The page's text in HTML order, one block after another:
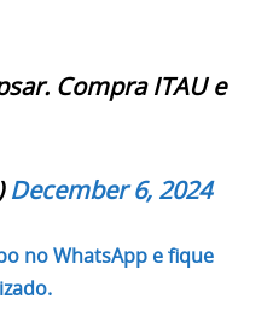
Compra ITAU e
December 6, 2024
no WhatsApp e fique